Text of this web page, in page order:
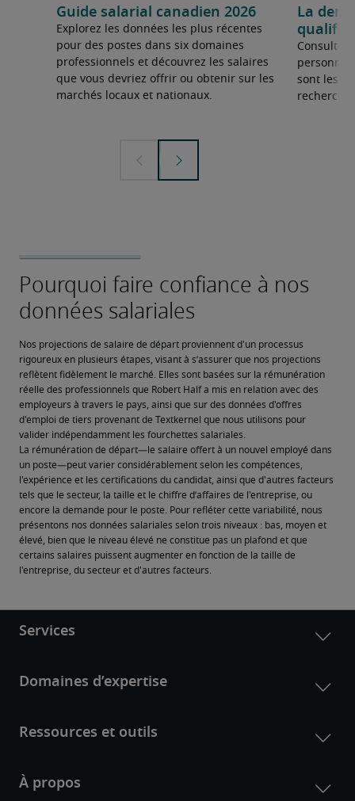
Guide salarial canadien 2026
Explorez les données les plus récentes
pour des postes dans six domaines
professionnels et découvrez les salaires
que vous devriez offrir ou obtenir sur les
marchés locaux et nationaux.
La
qualifié
Consultez
personnel
sont les
Nos projections de salaire de départ proviennent d'un processus
rigoureux en plusieurs étapes, visant à s’assurer que nos projections
reflètent fidèlement le marché. Elles sont basées sur la rémunération
réelle des professionnels que Robert Half a mis en relation avec des
employeurs à travers le pays, ainsi que sur des données d'offres
d'emploi de tiers provenant de Textkernel que nous utilisons pour
valider indépendamment les fourchettes salariales.
La rémunération de départ—le salaire offert à un nouvel employé dans
un poste—peut varier considérablement selon les compétences,
l'expérience et les certifications du candidat, ainsi que d'autres facteurs
tels que le secteur, la taille et le chiffre d’affaires de l'entreprise, ou
encore la demande pour le poste. Pour refléter cette variabilité, nous
présentons nos données salariales selon trois niveaux : bas, moyen et
élevé, bien que le niveau élevé ne constitue pas un plafond et que
certains salaires puissent augmenter en fonction de la taille de
l'entreprise, du secteur et d'autres facteurs.